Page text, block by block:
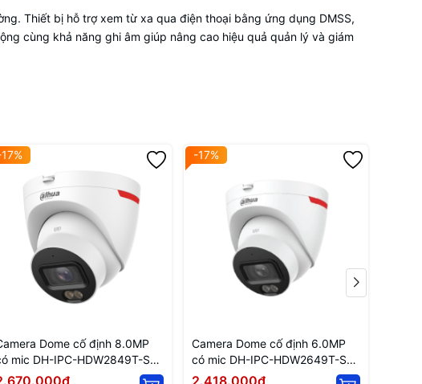
Thiết bị hỗ trợ xem từ xa qua điện thoại bằng ứng dụng DMSS,
cùng khả năng ghi âm giúp nâng cao hiệu quả quản lý và giám
Dome cố định 8.0MP
mic DH-IPC-HDW2849T-S-
-17%
Camera Dome cố định 6.0MP
có mic DH-IPC-HDW2649T-S-
PRO